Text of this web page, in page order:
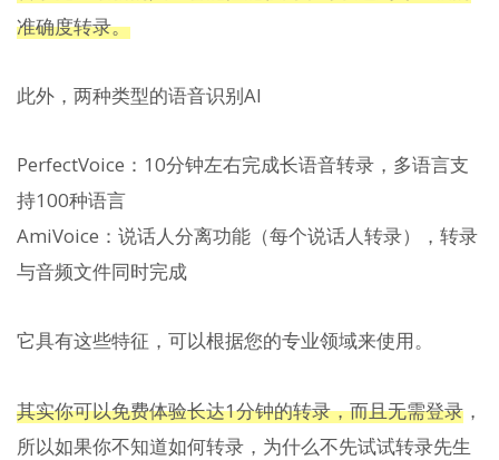
准确度转录。
此外，两种类型的语音识别AI
PerfectVoice：10分钟左右完成长语音转录，多语言支
持100种语言
AmiVoice：说话人分离功能（每个说话人转录），转录
与音频文件同时完成
它具有这些特征，可以根据您的专业领域来使用。
其实你可以免费体验长达1分钟的转录，而且无需登录 ，
所以如果你不知道如何转录，为什么不先试试转录先生